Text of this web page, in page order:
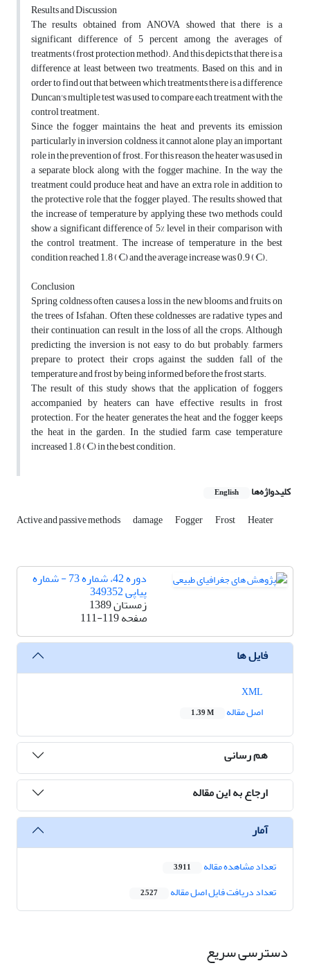
Results and Discussion
The results obtained from ANOVA showed that there is a
significant difference of 5 percent among the averages of
treatments (frost protection method). And this depicts that there is a
difference at least between two treatments. Based on this, and in
order to find out that between which treatments there is a difference
Duncan's multiple test was used to compare each treatment with the
control treatment.
Since the fogger maintains the heat and prevents its emission
particularly in inversion coldness, it cannot alone play an important
role in the prevention of frost. For this reason, the heater was used in
a separate block along with the fogger machine. In the way the
treatment could produce heat and have an extra role in addition to
the protective role that the fogger played. The results showed that
the increase of temperature by applying these two methods could
show a significant difference of 5% level in their comparison with
the control treatment. The increase of temperature in the best
condition reached 1.8 (°C) and the average increase was 0.9 (°C).
Conclusion
Spring coldness often causes a loss in the new blooms and fruits on
the trees of Isfahan. Often these coldnesses are radative types and
their continuation can result in the loss of all the crops. Although
predicting the inversion is not easy to do, but probably, farmers
prepare to protect their crops against the sudden fall of the
temperature and frost by being informed before the frost starts.
The result of this study shows that the application of foggers
accompanied by heaters can have effective results in frost
protection. For the heater generates the heat and the fogger keeps
the heat in the garden. In the studied farm, case temperature
increased 1.8 (°C) in the best condition.
کلیدواژه‌ها English
Active and passive methods damage Fogger Frost Heater
دوره 42، شماره 73 - شماره
پیاپی 349352
زمستان 1389
صفحه111-119
فایل ها
اصل مقاله
1.39 M
هم رسانی
ارجاع به این مقاله
آمار
تعداد مشاهده مقاله 3,911
تعداد دریافت فایل اصل مقاله 2,527
دسترسی سریع